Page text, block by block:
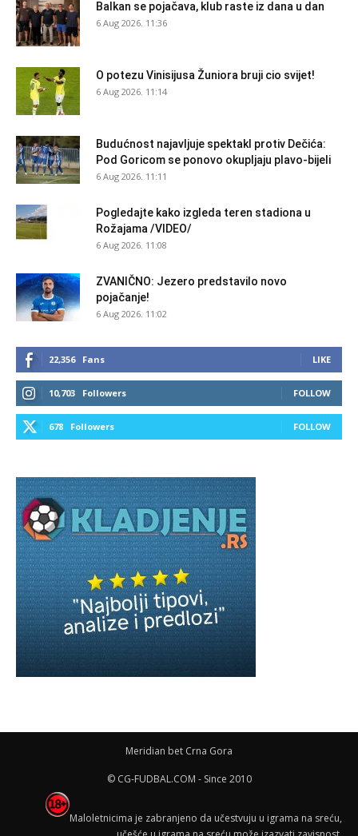
Balkan se pojačava, klub raste iz dana u dan
6 Aug 2026. 11:36
O potezu Vinisijusa Žuniora bruji cio svijet!
6 Aug 2026. 11:14
Budućnost najavljuje spektakl protiv Dečića:
Pod Goricom se ponovo okupljaju plavo-bijeli
6 Aug 2026. 11:11
Pogledajte kako izgleda teren stadiona u
Rožajama /VIDEO/
6 Aug 2026. 11:08
ZVANIČNO: Jezero predstavilo novo
pojačanje!
6 Aug 2026. 11:02
22,356 Fans LIKE
10,703 Followers FOLLOW
678 Followers FOLLOW
Meridian bet Crna Gora
© CG-FUDBAL.COM - Since 2010
Maloletnicima je zabranjeno da učestvuju u igrama na sreću,